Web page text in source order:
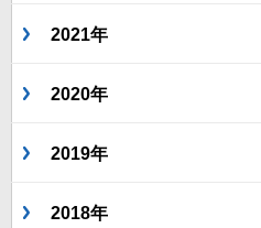
2021年
2020年
2019年
2018年